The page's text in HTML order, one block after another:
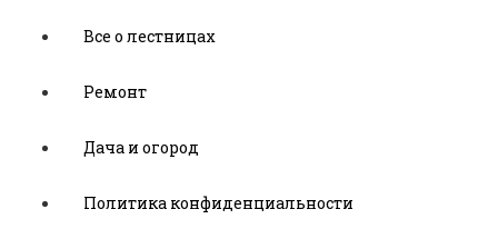
Все о лестницах
Ремонт
Дача и огород
Политика конфиденциальности